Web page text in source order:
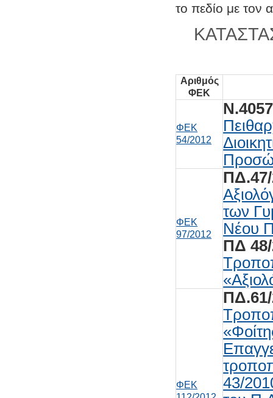
το πεδίο με τον
Αριθμός
ΦΕΚ
ΦΕΚ
54/2012
ΦΕΚ
97/2012
των
Νέου
ΠΔ
ΦΕΚ
43/